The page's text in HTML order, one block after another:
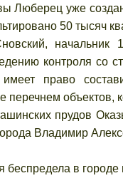
Люберец уже
50 тысяч
начальник
контроля со
право
перечнем объектов,
прудов
Владимир
беспредела в